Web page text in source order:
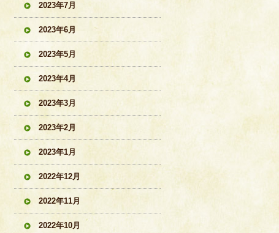
2023年7月
2023年6月
2023年5月
2023年4月
2023年3月
2023年2月
2023年1月
2022年12月
2022年11月
2022年10月